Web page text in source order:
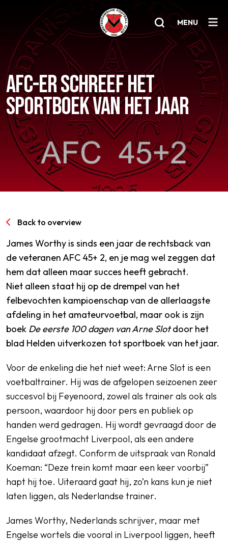
MENU
Home
AFC 1
Teams
Jeugd
Senioren
Clubinfo
Sponsoring
SPORTPARK GOED GENOEG
LIDMAATSCHAP
CONTACT
AFC-ER SCHREEF HET
SPORTBOEK VAN HET JAAR
Back to overview
James Worthy is sinds een jaar de rechtsback van
de veteranen AFC 45+ 2, en je mag wel zeggen dat
hem dat alleen maar succes heeft gebracht.
Niet alleen staat hij op de drempel van het
felbevochten kampioenschap van de allerlaagste
afdeling in het amateurvoetbal, maar ook is zijn
boek De eerste 100 dagen van Arne Slotdoor het
blad Helden uitverkozen tot sportboek van het jaar.
Voor de enkeling die het niet weet: Arne Slot is een
voetbaltrainer. Hij was de afgelopen seizoenen zeer
succesvol bij Feyenoord, zowel als trainer als ook als
persoon, waardoor hij door pers en publiek op
handen werd gedragen. Hij wordt gevraagd door de
Engelse grootmacht Liverpool, als een andere
kandidaat afzegt. Conform de uitspraak van Ronald
Koeman: “Deze trein komt maar een keer voorbij”
hapt hij toe. Uiteraard gaat hij, zo’n kans kun je niet
laten liggen, als Nederlandse trainer.
James Worthy, Nederlands schrijver, maar met
Engelse wortels die vooral in Liverpool liggen, heeft